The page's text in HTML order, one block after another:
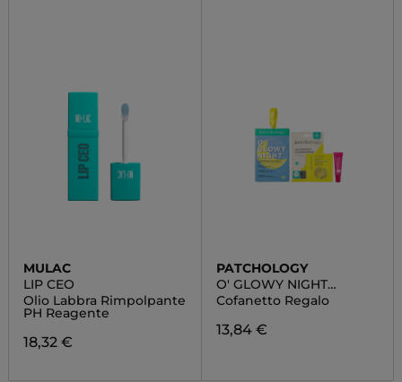
MULAC
LIP CEO
Olio Labbra Rimpolpante
PH Reagente
18,32 €
PATCHOLOGY
O' GLOWY NIGHT
ILLUMINATING PARTY
Cofanetto Regalo
13,84 €